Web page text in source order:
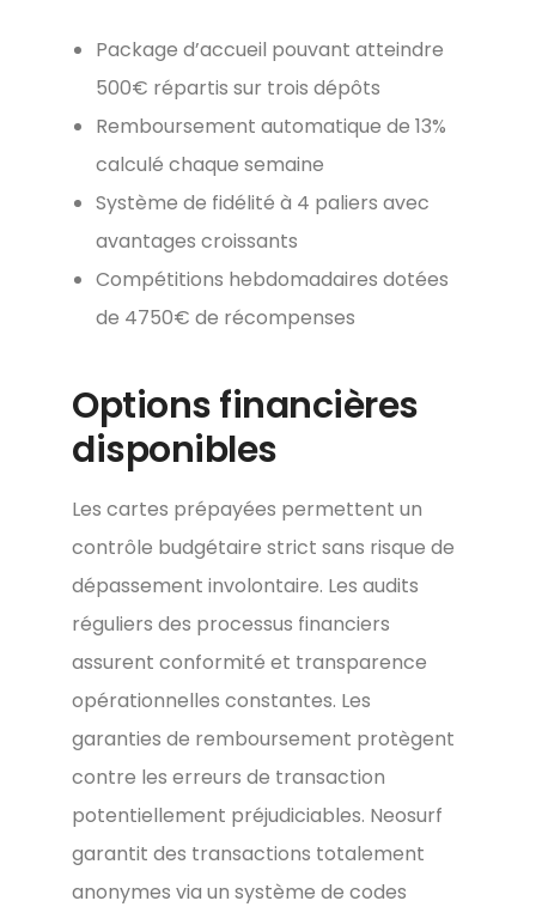
Package d’accueil pouvant atteindre
500€ répartis sur trois dépôts
Remboursement automatique de 13%
calculé chaque semaine
Système de fidélité à 4 paliers avec
avantages croissants
Compétitions hebdomadaires dotées
de 4750€ de récompenses
Options financières
disponibles
Les cartes prépayées permettent un
contrôle budgétaire strict sans risque de
dépassement involontaire. Les audits
réguliers des processus financiers
assurent conformité et transparence
opérationnelles constantes. Les
garanties de remboursement protègent
contre les erreurs de transaction
potentiellement préjudiciables. Neosurf
garantit des transactions totalement
anonymes via un système de codes